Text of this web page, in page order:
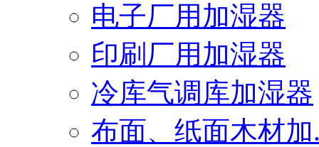
电子厂用加湿器
印刷厂用加湿器
冷库气调库加湿器
布面、纸面木材加